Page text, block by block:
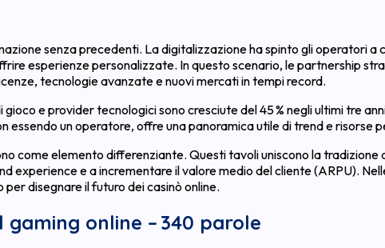
senza precedenti. La digitalizzazione ha spinto gli operatori
esperienze personalizzate. In questo scenario, le partnership
tecnologie avanzate e nuovi mercati in tempi record.
e provider tecnologici sono cresciute del 45 % negli ultimi tre
essendo un operatore, offre una panoramica utile di trend e risorse
come elemento differenziante. Questi tavoli uniscono la
experience e a incrementare il valore medio del cliente (ARPU).
disegnare il futuro dei casinò online.
online – 340 parole